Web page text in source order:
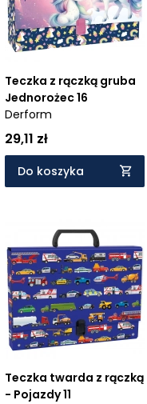
Teczka z rączką gruba
Jednorożec 16
Derform
29,11 zł
Do koszyka
Teczka twarda z rączką
- Pojazdy 11